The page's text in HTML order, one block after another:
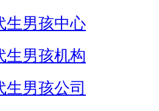
生男孩中心
生男孩机构
生男孩公司